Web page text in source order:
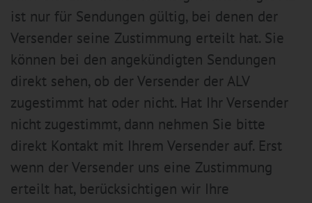
ist nur für Sendungen gültig, bei denen der
Versender seine Zustimmung erteilt hat. Sie
können bei den angekündigten Sendungen
direkt sehen, ob der Versender der ALV
zugestimmt hat oder nicht. Hat Ihr Versender
nicht zugestimmt, dann nehmen Sie bitte
direkt Kontakt mit Ihrem Versender auf. Erst
wenn der Versender uns eine Zustimmung
erteilt hat, berücksichtigen wir Ihre